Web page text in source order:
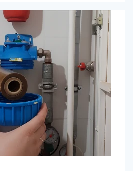
зниження ефективності